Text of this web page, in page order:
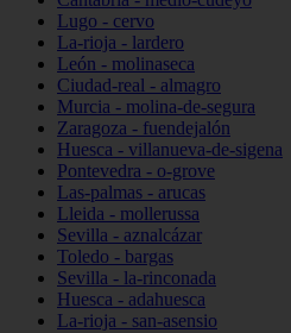
Lugo - cervo
La-rioja - lardero
León - molinaseca
Ciudad-real - almagro
Murcia - molina-de-segura
Zaragoza - fuendejalón
Huesca - villanueva-de-sigena
Pontevedra - o-grove
Las-palmas - arucas
Lleida - mollerussa
Sevilla - aznalcázar
Toledo - bargas
Sevilla - la-rinconada
Huesca - adahuesca
La-rioja - san-asensio